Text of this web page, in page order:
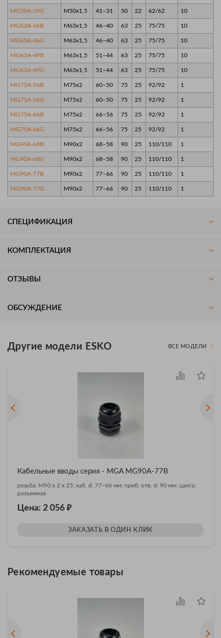
MG50A-39G M50x1,5 41–31 50 22 62/62 10
MG63A-46B M63x1,5 46–40 63 25 75/75 10
MG63A-46G M63x1,5 46–40 63 25 75/75 10
MG63A-49B M63x1,5 51–44 63 25 75/75 10
MG63A-49G M63x1,5 51–44 63 25 75/75 10
MG75A-56B M75x2 60–50 75 25 92/92 1
MG75A-56G M75x2 60–50 75 25 92/92 1
MG75A-66B M75x2 66–56 75 25 92/92 1
MG75A-66G M75x2 66–56 75 25 92/92 1
MG90A-68B M90x2 68–58 90 25 110/110 1
MG90A-68G M90x2 68–58 90 25 110/110 1
MG90A-77B M90x2 77–66 90 25 110/110 1
MG90A-77G M90x2 77–66 90 25 110/110 1
СПЕЦИФИКАЦИЯ
КОМПЛЕКТАЦИЯ
ОТЗЫВЫ
ОБСУЖДЕНИЕ
Другие модели ESKO ВСЕ МОДЕЛИ
Кабельные вводы серия - MGA MG90A-77B
резьба: M90 x 2 x 25; каб. d: 77–66 мм; приб. отв. d: 90 мм; цанга:
разъемная
Цена: 2 056 ₽
ЗАКАЗАТЬ В ОДИН КЛИК
Рекомендуемые товары